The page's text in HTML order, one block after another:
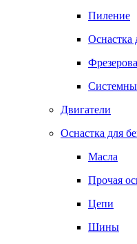
Пиление
Оснастка
Двигатели
Оснастка для
Масла
Прочая
Цепи
Шины